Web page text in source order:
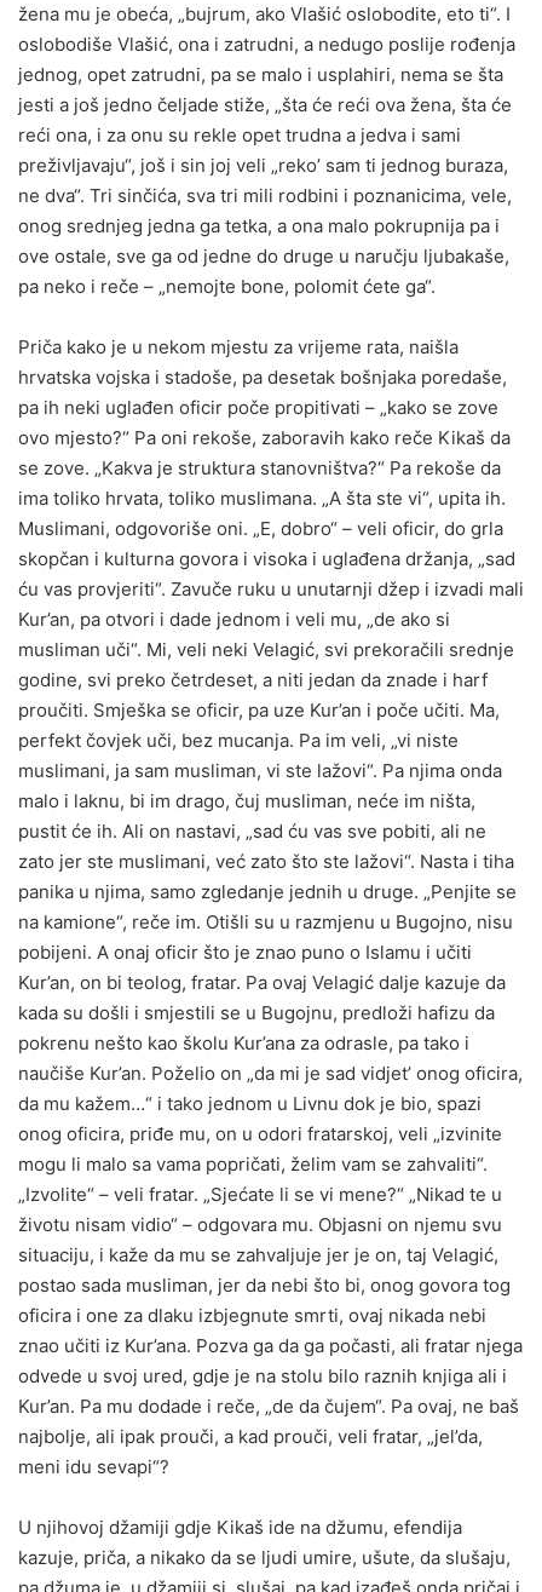
žena mu je obeća, „bujrum, ako Vlašić oslobodite, eto ti“. I
oslobodiše Vlašić, ona i zatrudni, a nedugo poslije rođenja
jednog, opet zatrudni, pa se malo i usplahiri, nema se šta
jesti a još jedno čeljade stiže, „šta će reći ova žena, šta će
reći ona, i za onu su rekle opet trudna a jedva i sami
preživljavaju“, još i sin joj veli „reko’ sam ti jednog buraza,
ne dva“. Tri sinčića, sva tri mili rodbini i poznanicima, vele,
onog srednjeg jedna ga tetka, a ona malo pokrupnija pa i
ove ostale, sve ga od jedne do druge u naručju ljubakaše,
pa neko i reče – „nemojte bone, polomit ćete ga“.
Priča kako je u nekom mjestu za vrijeme rata, naišla
hrvatska vojska i stadoše, pa desetak bošnjaka poredaše,
pa ih neki uglađen oficir poče propitivati – „kako se zove
ovo mjesto?“ Pa oni rekoše, zaboravih kako reče Kikaš da
se zove. „Kakva je struktura stanovništva?“ Pa rekoše da
ima toliko hrvata, toliko muslimana. „A šta ste vi“, upita ih.
Muslimani, odgovoriše oni. „E, dobro“ – veli oficir, do grla
skopčan i kulturna govora i visoka i uglađena držanja, „sad
ću vas provjeriti“. Zavuče ruku u unutarnji džep i izvadi mali
Kur’an, pa otvori i dade jednom i veli mu, „de ako si
musliman uči“. Mi, veli neki Velagić, svi prekoračili srednje
godine, svi preko četrdeset, a niti jedan da znade i harf
proučiti. Smješka se oficir, pa uze Kur’an i poče učiti. Ma,
perfekt čovjek uči, bez mucanja. Pa im veli, „vi niste
muslimani, ja sam musliman, vi ste lažovi“. Pa njima onda
malo i laknu, bi im drago, čuj musliman, neće im ništa,
pustit će ih. Ali on nastavi, „sad ću vas sve pobiti, ali ne
zato jer ste muslimani, već zato što ste lažovi“. Nasta i tiha
panika u njima, samo zgledanje jednih u druge. „Penjite se
na kamione“, reče im. Otišli su u razmjenu u Bugojno, nisu
pobijeni. A onaj oficir što je znao puno o Islamu i učiti
Kur’an, on bi teolog, fratar. Pa ovaj Velagić dalje kazuje da
kada su došli i smjestili se u Bugojnu, predloži hafizu da
pokrenu nešto kao školu Kur’ana za odrasle, pa tako i
naučiše Kur’an. Poželio on „da mi je sad vidjet’ onog oficira,
da mu kažem…“ i tako jednom u Livnu dok je bio, spazi
onog oficira, priđe mu, on u odori fratarskoj, veli „izvinite
mogu li malo sa vama popričati, želim vam se zahvaliti“.
„Izvolite“ – veli fratar. „Sjećate li se vi mene?“ „Nikad te u
životu nisam vidio“ – odgovara mu. Objasni on njemu svu
situaciju, i kaže da mu se zahvaljuje jer je on, taj Velagić,
postao sada musliman, jer da nebi što bi, onog govora tog
oficira i one za dlaku izbjegnute smrti, ovaj nikada nebi
znao učiti iz Kur’ana. Pozva ga da ga počasti, ali fratar njega
odvede u svoj ured, gdje je na stolu bilo raznih knjiga ali i
Kur’an. Pa mu dodade i reče, „de da čujem“. Pa ovaj, ne baš
najbolje, ali ipak prouči, a kad prouči, veli fratar, „jel’da,
meni idu sevapi“?
U njihovoj džamiji gdje Kikaš ide na džumu, efendija
kazuje, priča, a nikako da se ljudi umire, ušute, da slušaju,
pa džuma je, u džamiji si, slušaj, pa kad izađeš onda pričaj i